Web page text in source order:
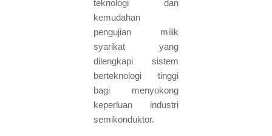
teknologi dan
kemudahan
pengujian milik
syarikat yang
dilengkapi sistem
berteknologi tinggi
bagi menyokong
keperluan industri
semikonduktor.